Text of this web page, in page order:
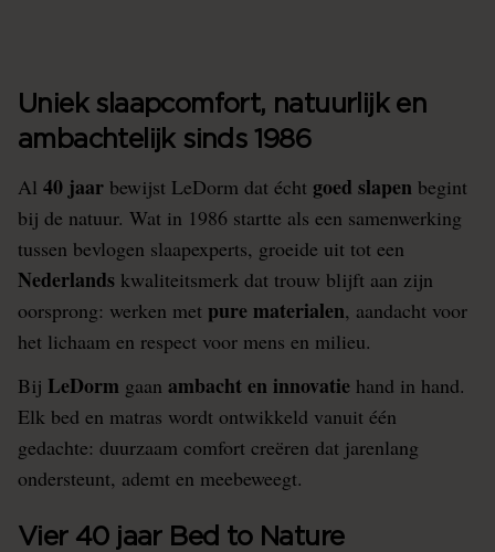
Uniek slaapcomfort, natuurlijk en
ambachtelijk sinds 1986
Al 40 jaar bewijst LeDorm dat écht goed slapen begint
bij de natuur. Wat in 1986 startte als een samenwerking
tussen bevlogen slaapexperts, groeide uit tot een
Nederlands kwaliteitsmerk dat trouw blijft aan zijn
oorsprong: werken met pure materialen, aandacht voor
het lichaam en respect voor mens en milieu.
Bij LeDorm gaan ambacht en innovatie hand in hand.
Elk bed en matras wordt ontwikkeld vanuit één
gedachte: duurzaam comfort creëren dat jarenlang
ondersteunt, ademt en meebeweegt.
Vier 40 jaar Bed to Nature